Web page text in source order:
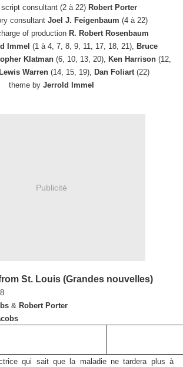
consultant (2 à 22) Robert Porter
consultant Joel J. Feigenbaum (4 à 22)
of production R. Robert Rosenbaum
Immel (1 à 4, 7, 8, 9, 11, 17, 18, 21), Bruce
Klatman (6, 10, 13, 20), Ken Harrison (12,
Warren (14, 15, 19), Dan Foliart (22)
theme by Jerrold Immel
Publicité
St. Louis (Grandes nouvelles)
& Robert Porter
qui sait que la maladie ne tardera plus à